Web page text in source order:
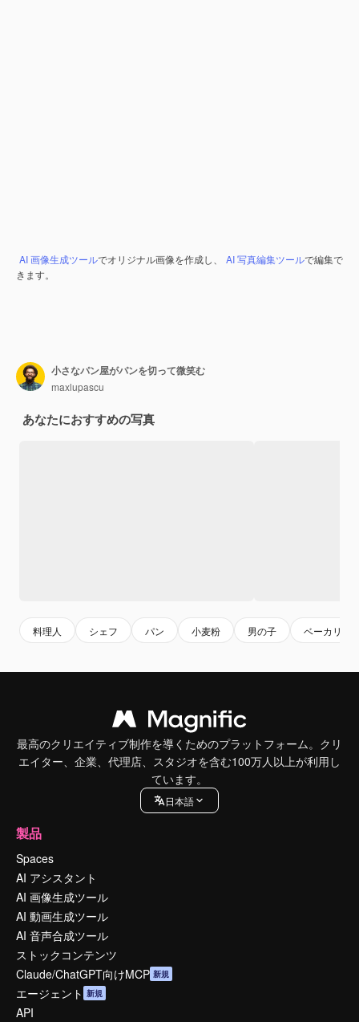
AI 画像生成ツールでオリジナル画像を作成し、 AI 写真編集ツールで編集で
きます。
小さなパン屋がパンを切って微笑む
maxlupascu
あなたにおすすめの写真
料理人 シェフ パン 小麦粉 男の子 ベーカリー
最高のクリエイティブ制作を導くためのプラットフォーム。クリ
エイター、企業、代理店、スタジオを含む100万人以上が利用し
ています。
日本語
製品
Spaces
AI アシスタント
AI 画像生成ツール
AI 動画生成ツール
AI 音声合成ツール
ストックコンテンツ
Claude/ChatGPT向けMCP 新規
エージェント 新規
API